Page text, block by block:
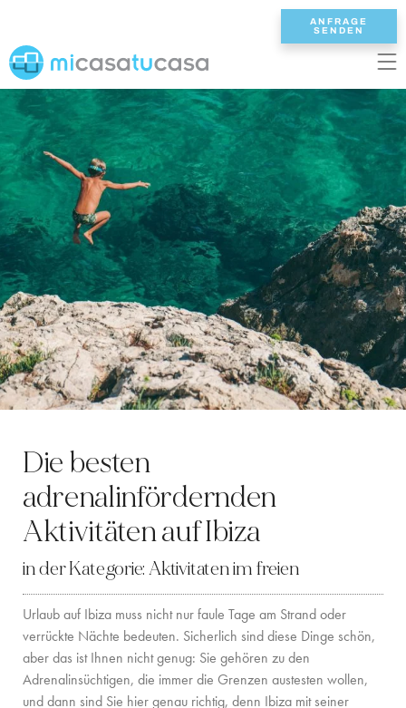
EN ES NL DE FR
STARTSEITE
UNSERE VILLEN
2/3 SCHLAFZIMMER
4 SCHLAFZIMMER
5 SCHLAFZIMMER
6+ SCHLAFZIMMER
ALLE VILLEN
WESTKÜSTE
SANTA EULALIA
IBIZA-STADT
INSPIRATION
ANFRAGE
SENDEN
Die besten
adrenalinfördernden
Aktivitäten auf Ibiza
in der Kategorie:Aktivitaten im freien
Urlaub auf Ibiza muss nicht nur faule Tage am Strand oder
verrückte Nächte bedeuten. Sicherlich sind diese Dinge schön,
aber das ist Ihnen nicht genug: Sie gehören zu den
Adrenalinsüchtigen, die immer die Grenzen austesten wollen,
und dann sind Sie hier genau richtig, denn Ibiza mit seiner